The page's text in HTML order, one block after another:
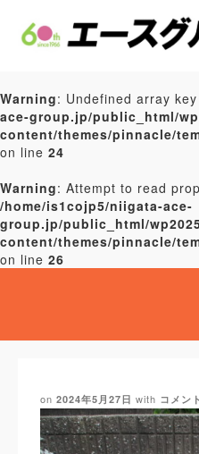
Warning: Undefined array
ace-group.jp/public_html/
content/themes/pinnacle/
on line 24
Warning: Attempt to read
/home/is1cojp5/niigata-ace-
group.jp/public_html/
content/themes/pinnacle/
on line 26
on 2024年5月27日 with コメン